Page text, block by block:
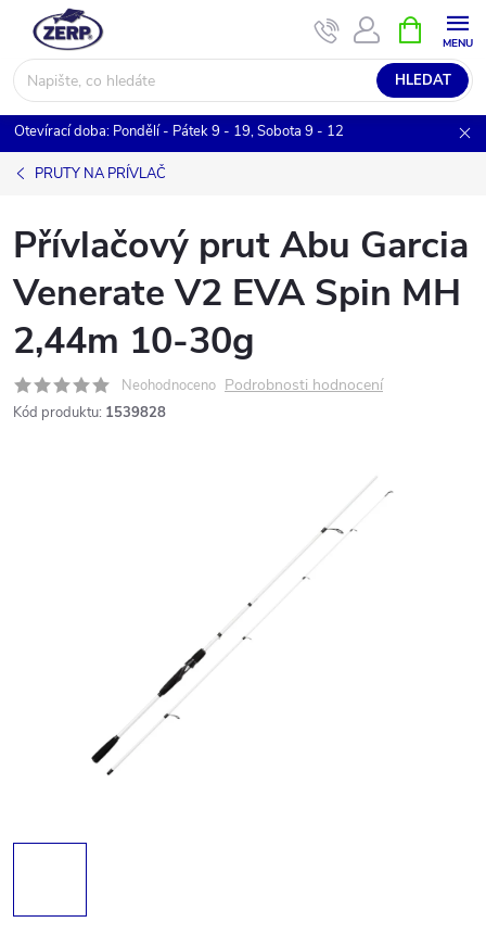
obsah
HLEDAT
NÁKUPNÍ
KOŠÍK
Otevírací doba: Pondělí - Pátek 9 - 19, Sobota 9 - 12
PRUTY NA PRÍVLAČ
Přívlačový prut Abu Garcia
Venerate V2 EVA Spin MH
2,44m 10-30g
Neohodnoceno Podrobnosti hodnocení
Kód produktu: 1539828